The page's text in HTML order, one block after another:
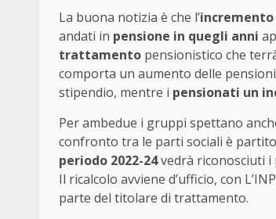
La buona notizia è che l’
andati in pensione in quegli anni
trattamento pensionistico che
comporta un aumento delle
stipendio, mentre i pensionati un
Per ambedue i gruppi spettano
confronto tra le parti sociali è
periodo 2022-24vedrà riconosciuti
Il ricalcolo avviene d’ufficio, con
parte del titolare di trattamento.